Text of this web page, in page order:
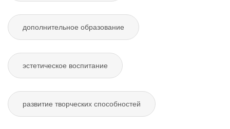
дополнительное образование
эстетическое воспитание
развитие творческих способностей